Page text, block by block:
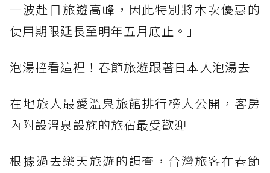
一波赴日旅遊高峰，因此特別將本次優惠的
使用期限延長至明年五月底止。」
泡湯控看這裡！春節旅遊跟著日本人泡湯去
在地旅人最愛溫泉旅館排行榜大公開，客房
內附設溫泉設施的旅宿最受歡迎
根據過去樂天旅遊的調查，台灣旅客在春節